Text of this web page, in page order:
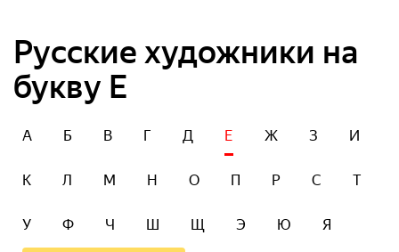
Русские художники на
букву Е
А Б В Г Д Е Ж З И
К Л М Н О П Р С Т
У Ф Ч Ш Щ Э Ю Я